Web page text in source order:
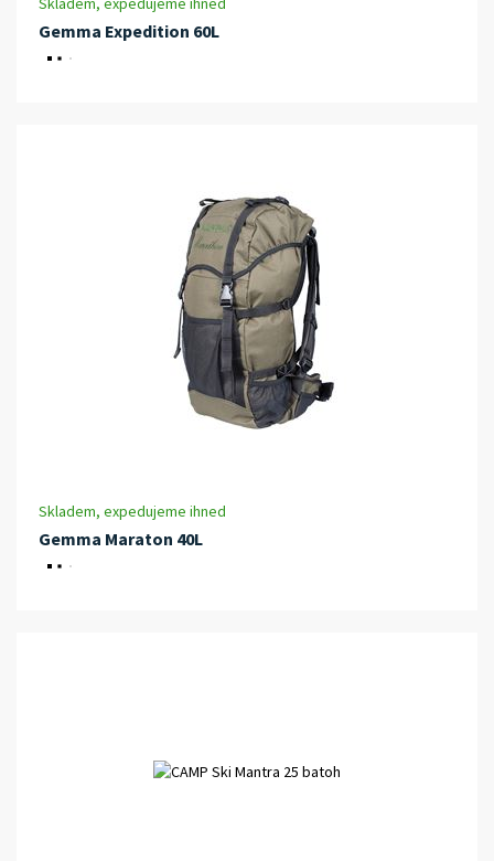
Gemma Expedition 60L
Skladem, expedujeme ihned
Gemma Maraton 40L